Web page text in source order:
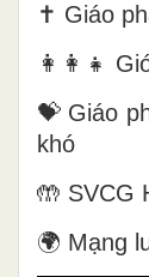
✝️ Giáo
👩‍👩‍👧
💝 Giáo
khó
🤲 SVCG
🌍 Mạng